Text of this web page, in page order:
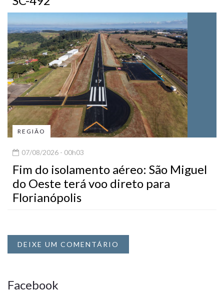
REGIÃO
07/08/2026 - 00h03
Fim do isolamento aéreo: São Miguel
do Oeste terá voo direto para
Florianópolis
DEIXE UM COMENTÁRIO
Facebook